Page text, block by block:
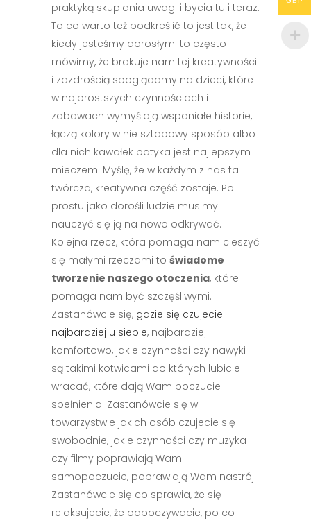
praktyką skupiania uwagi i bycia tu i teraz.
To co warto też podkreślić to jest tak, że
kiedy jesteśmy dorosłymi to często
mówimy, że brakuje nam tej kreatywności
i zazdrością spoglądamy na dzieci, które
w najprostszych czynnościach i
zabawach wymyślają wspaniałe historie,
łączą kolory w nie sztabowy sposób albo
dla nich kawałek patyka jest najlepszym
mieczem. Myślę, że w każdym z nas ta
twórcza, kreatywna część zostaje. Po
prostu jako dorośli ludzie musimy
nauczyć się ją na nowo odkrywać.
Kolejna rzecz, która pomaga nam cieszyć
się małymi rzeczami to świadome
tworzenie naszego otoczenia, które
pomaga nam być szczęśliwymi.
Zastanówcie się, gdzie się czujecie
najbardziej u siebie, najbardziej
komfortowo, jakie czynności czy nawyki
są takimi kotwicami do których lubicie
wracać, które dają Wam poczucie
spełnienia. Zastanówcie się w
towarzystwie jakich osób czujecie się
swobodnie, jakie czynności czy muzyka
czy filmy poprawiają Wam
samopoczucie, poprawiają Wam nastrój.
Zastanówcie się co sprawia, że się
relaksujecie, że odpoczywacie, po co